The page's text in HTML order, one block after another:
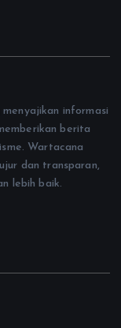
informasi
berita
Wartacana
dan transparan,
lebih baik.